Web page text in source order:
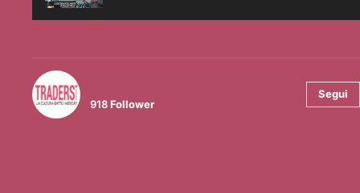
918Follower
Segui